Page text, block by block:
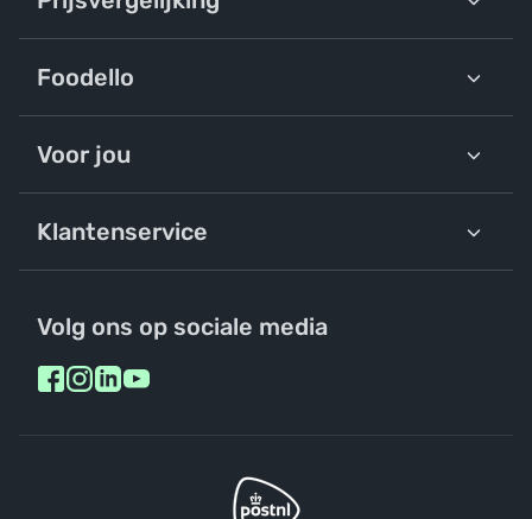
Foodello
Voor jou
Klantenservice
Volg ons op sociale media